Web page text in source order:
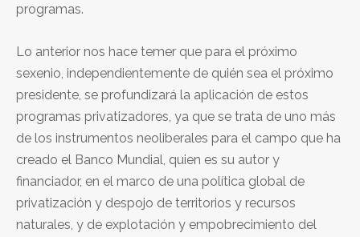
programas.
Lo anterior nos hace temer que para el próximo
sexenio, independientemente de quién sea el próximo
presidente, se profundizará la aplicación de estos
programas privatizadores, ya que se trata de uno más
de los instrumentos neoliberales para el campo que ha
creado el Banco Mundial, quien es su autor y
financiador, en el marco de una política global de
privatización y despojo de territorios y recursos
naturales, y de explotación y empobrecimiento del